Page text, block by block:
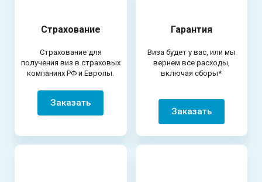
Страхование
Страхование для
получения виз в страховых
компаниях РФ и Европы.
Заказать
Гарантия
Виза будет у вас, или мы
вернем все расходы,
включая сборы*
Заказать